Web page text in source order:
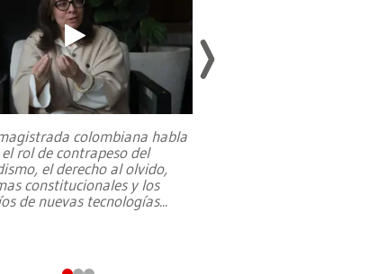
colombiana habla
rol de contrapeso del
el derecho al olvido,
constitucionales y los
de nuevas tecnologías...